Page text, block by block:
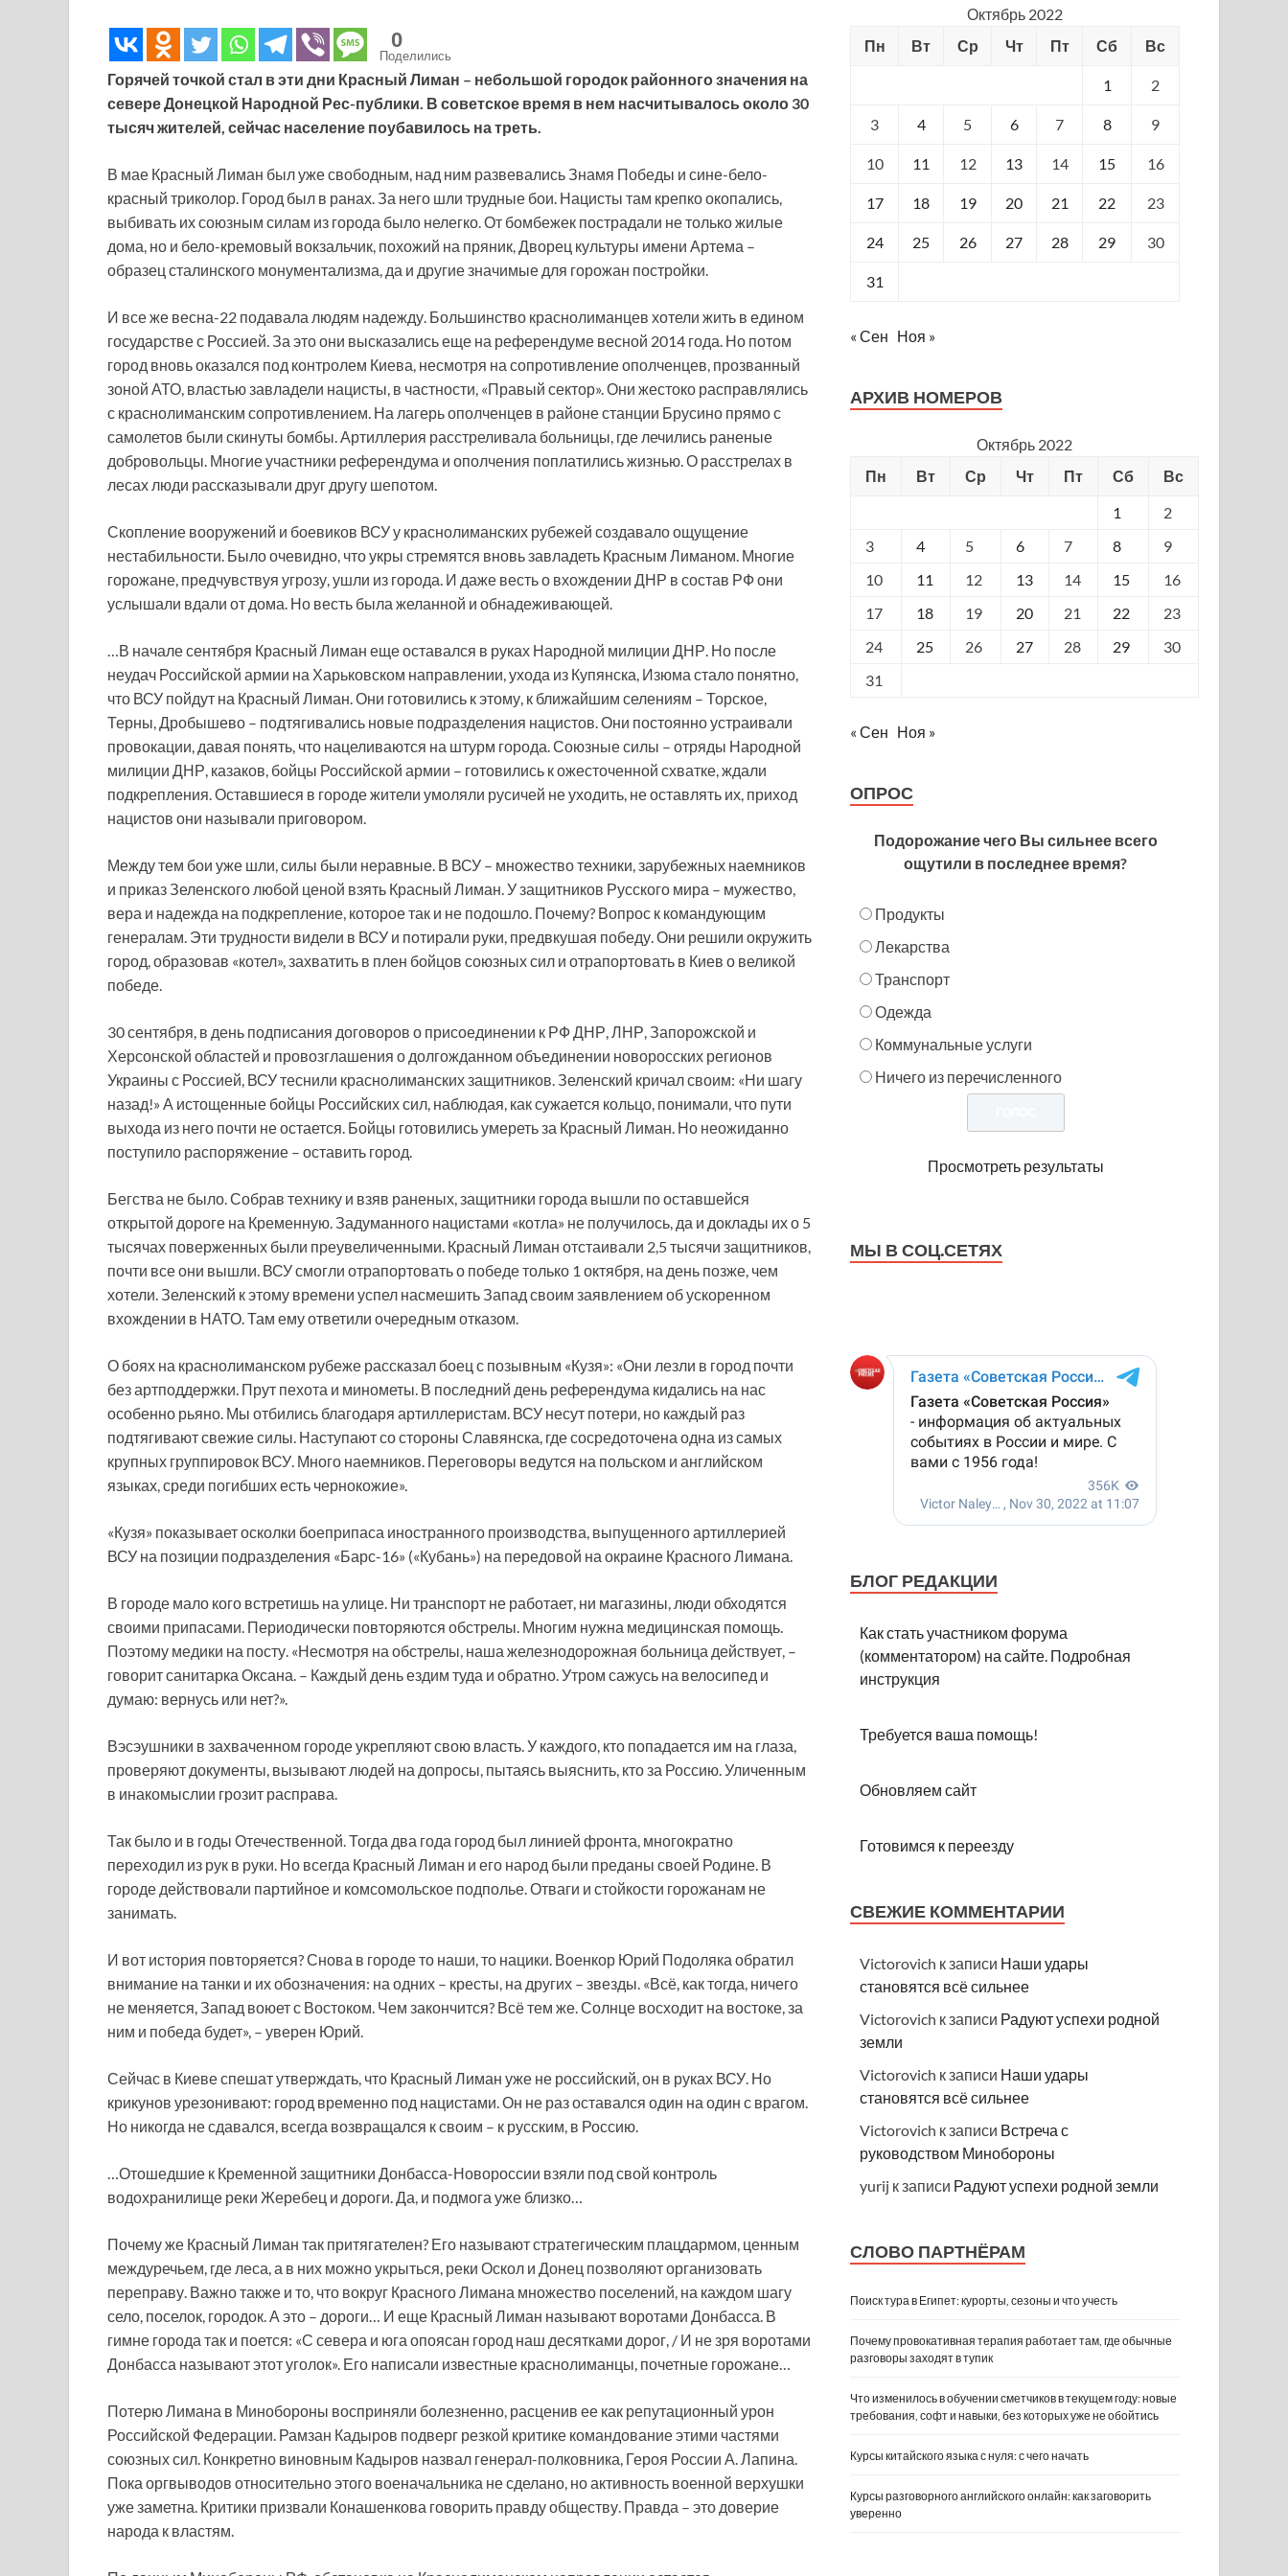
0
Поделились
Горячей точкой стал в эти дни Красный Лиман – небольшой городок районного значения на
севере Донецкой Народной Рес-публики. В советское время в нем насчитывалось около 30
тысяч жителей, сейчас население поубавилось на треть.
В мае Красный Лиман был уже свободным, над ним развевались Знамя Победы и сине-бело-
красный триколор. Город был в ранах. За него шли трудные бои. Нацисты там крепко окопались,
выбивать их союзным силам из города было нелегко. От бомбежек пострадали не только жилые
дома, но и бело-кремовый вокзальчик, похожий на пряник, Дворец культуры имени Артема –
образец сталинского монументализма, да и другие значимые для горожан постройки.
И все же весна-22 подавала людям надежду. Большинство краснолиманцев хотели жить в едином
государстве с Россией. За это они высказались еще на референдуме весной 2014 года. Но потом
город вновь оказался под контролем Киева, несмотря на сопротивление ополченцев, прозванный
зоной АТО, властью завладели нацисты, в частности, «Правый сектор». Они жестоко расправлялись
с краснолиманским сопротивлением. На лагерь ополченцев в районе станции Брусино прямо с
самолетов были скинуты бомбы. Артиллерия расстреливала больницы, где лечились раненые
добровольцы. Многие участники референдума и ополчения поплатились жизнью. О расстрелах в
лесах люди рассказывали друг другу шепотом.
Скопление вооружений и боевиков ВСУ у краснолиманских рубежей создавало ощущение
нестабильности. Было очевидно, что укры стремятся вновь завладеть Красным Лиманом. Многие
горожане, предчувствуя угрозу, ушли из города. И даже весть о вхождении ДНР в состав РФ они
услышали вдали от дома. Но весть была желанной и обнадеживающей.
…В начале сентября Красный Лиман еще оставался в руках Народной милиции ДНР. Но после
неудач Российской армии на Харьковском направлении, ухода из Купянска, Изюма стало понятно,
что ВСУ пойдут на Красный Лиман. Они готовились к этому, к ближайшим селениям – Торское,
Терны, Дробышево – подтягивались новые подразделения нацистов. Они постоянно устраивали
провокации, давая понять, что нацеливаются на штурм города. Союзные силы – отряды Народной
милиции ДНР, казаков, бойцы Российской армии – готовились к ожесточенной схватке, ждали
подкрепления. Оставшиеся в городе жители умоляли русичей не уходить, не оставлять их, приход
нацистов они называли приговором.
Между тем бои уже шли, силы были неравные. В ВСУ – множество техники, зарубежных наемников
и приказ Зеленского любой ценой взять Красный Лиман. У защитников Русского мира – мужество,
вера и надежда на подкрепление, которое так и не подошло. Почему? Вопрос к командующим
генералам. Эти трудности видели в ВСУ и потирали руки, предвкушая победу. Они решили окружить
город, образовав «котел», захватить в плен бойцов союзных сил и отрапортовать в Киев о великой
победе.
30 сентября, в день подписания договоров о присоединении к РФ ДНР, ЛНР, Запорожской и
Херсонской областей и провозглашения о долгожданном объединении новоросских регионов
Украины с Россией, ВСУ теснили краснолиманских защитников. Зеленский кричал своим: «Ни шагу
назад!» А истощенные бойцы Российских сил, наблюдая, как сужается кольцо, понимали, что пути
выхода из него почти не остается. Бойцы готовились умереть за Красный Лиман. Но неожиданно
поступило распоряжение – оставить город.
Бегства не было. Собрав технику и взяв раненых, защитники города вышли по оставшейся
открытой дороге на Кременную. Задуманного нацистами «котла» не получилось, да и доклады их о 5
тысячах поверженных были преувеличенными. Красный Лиман отстаивали 2,5 тысячи защитников,
почти все они вышли. ВСУ смогли отрапортовать о победе только 1 октября, на день позже, чем
хотели. Зеленский к этому времени успел насмешить Запад своим заявлением об ускоренном
вхождении в НАТО. Там ему ответили очередным отказом.
О боях на краснолиманском рубеже рассказал боец с позывным «Кузя»: «Они лезли в город почти
без артподдержки. Прут пехота и минометы. В последний день референдума кидались на нас
особенно рьяно. Мы отбились благодаря артиллеристам. ВСУ несут потери, но каждый раз
подтягивают свежие силы. Наступают со стороны Славянска, где сосредоточена одна из самых
крупных группировок ВСУ. Много наемников. Переговоры ведутся на польском и английском
языках, среди погибших есть чернокожие».
«Кузя» показывает осколки боеприпаса иностранного производства, выпущенного артиллерией
ВСУ на позиции подразделения «Барс-16» («Кубань») на передовой на окраине Красного Лимана.
В городе мало кого встретишь на улице. Ни транспорт не работает, ни магазины, люди обходятся
своими припасами. Периодически повторяются обстрелы. Многим нужна медицинская помощь.
Поэтому медики на посту. «Несмотря на обстрелы, наша железнодорожная больница действует, –
говорит санитарка Оксана. – Каждый день ездим туда и обратно. Утром сажусь на велосипед и
думаю: вернусь или нет?».
Вэсэушники в захваченном городе укрепляют свою власть. У каждого, кто попадается им на глаза,
проверяют документы, вызывают людей на допросы, пытаясь выяснить, кто за Россию. Уличенным
в инакомыслии грозит расправа.
Так было и в годы Отечественной. Тогда два года город был линией фронта, многократно
переходил из рук в руки. Но всегда Красный Лиман и его народ были преданы своей Родине. В
городе действовали партийное и комсомольское подполье. Отваги и стойкости горожанам не
занимать.
И вот история повторяется? Снова в городе то наши, то нацики. Военкор Юрий Подоляка обратил
внимание на танки и их обозначения: на одних – кресты, на других – звезды. «Всё, как тогда, ничего
не меняется, Запад воюет с Востоком. Чем закончится? Всё тем же. Солнце восходит на востоке, за
ним и победа будет», – уверен Юрий.
Сейчас в Киеве спешат утверждать, что Красный Лиман уже не российский, он в руках ВСУ. Но
крикунов урезонивают: город временно под нацистами. Он не раз оставался один на один с врагом.
Но никогда не сдавался, всегда возвращался к своим – к русским, в Россию.
…Отошедшие к Кременной защитники Донбасса-Новороссии взяли под свой контроль
водохранилище реки Жеребец и дороги. Да, и подмога уже близко…
Почему же Красный Лиман так притягателен? Его называют стратегическим плацдармом, ценным
междуречьем, где леса, а в них можно укрыться, реки Оскол и Донец позволяют организовать
переправу. Важно также и то, что вокруг Красного Лимана множество поселений, на каждом шагу
село, поселок, городок. А это – дороги… И еще Красный Лиман называют воротами Донбасса. В
гимне города так и поется: «С севера и юга опоясан город наш десятками дорог, / И не зря воротами
Донбасса называют этот уголок». Его написали известные краснолиманцы, почетные горожане…
Потерю Лимана в Минобороны восприняли болезненно, расценив ее как репутационный урон
Российской Федерации. Рамзан Кадыров подверг резкой критике командование этими частями
союзных сил. Конкретно виновным Кадыров назвал генерал-полковника, Героя России А. Лапина.
Пока оргвыводов относительно этого военачальника не сделано, но активность военной верхушки
уже заметна. Критики призвали Конашенкова говорить правду обществу. Правда – это доверие
народа к властям.
Октябрь 2022
Пн
Вт Ср Чт Пт Сб Вс
1 2
3 4 5 6 7 8 9
10 11 12 13 14 15 16
17 18 19 20 21 22 23
24 25 26 27 28 29 30
31
« Сен Ноя »
АРХИВ НОМЕРОВ
Октябрь 2022
Пн
Вт Ср Чт Пт Сб
Вс
1
2
3
4 5 6 7 8
9
10
11 12 13 14 15
16
17
18 19 20 21 22
23
24
25 26 27 28 29
30
31
« Сен Ноя »
ОПРОС
Подорожание чего Вы сильнее всего
ощутили в последнее время?
Продукты
Лекарства
Транспорт
Одежда
Коммунальные услуги
Ничего из перечисленного
Просмотреть результаты
МЫ В СОЦ.СЕТЯХ
БЛОГ РЕДАКЦИИ
Как стать участником форума
(комментатором) на сайте. Подробная
инструкция
Требуется ваша помощь!
Обновляем сайт
Готовимся к переезду
СВЕЖИЕ КОММЕНТАРИИ
Victorovich к записи Наши удары
становятся всё сильнее
Victorovich к записи Радуют успехи родной
земли
Victorovich к записи Наши удары
становятся всё сильнее
Victorovich к записи Встреча с
руководством Минобороны
yurij к записи Радуют успехи родной земли
СЛОВО ПАРТНЁРАМ
Поиск тура в Египет: курорты, сезоны и что учесть
Почему провокативная терапия работает там, где обычные
разговоры заходят в тупик
Что изменилось в обучении сметчиков в текущем году: новые
требования, софт и навыки, без которых уже не обойтись
Курсы китайского языка с нуля: с чего начать
Курсы разговорного английского онлайн: как заговорить
уверенно